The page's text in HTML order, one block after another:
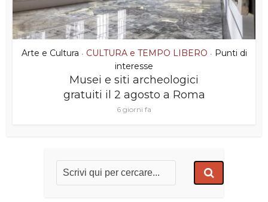
Arte e Cultura • CULTURA e TEMPO LIBERO • Punti di
interesse
Musei e siti archeologici
gratuiti il 2 agosto a Roma
6 giorni fa